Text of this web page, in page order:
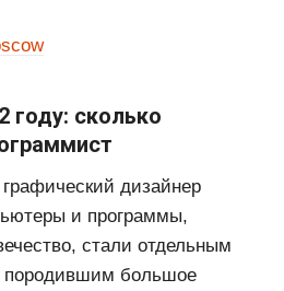
году: сколько
дизайнер
и программы,
стали отдельным
породившим большое